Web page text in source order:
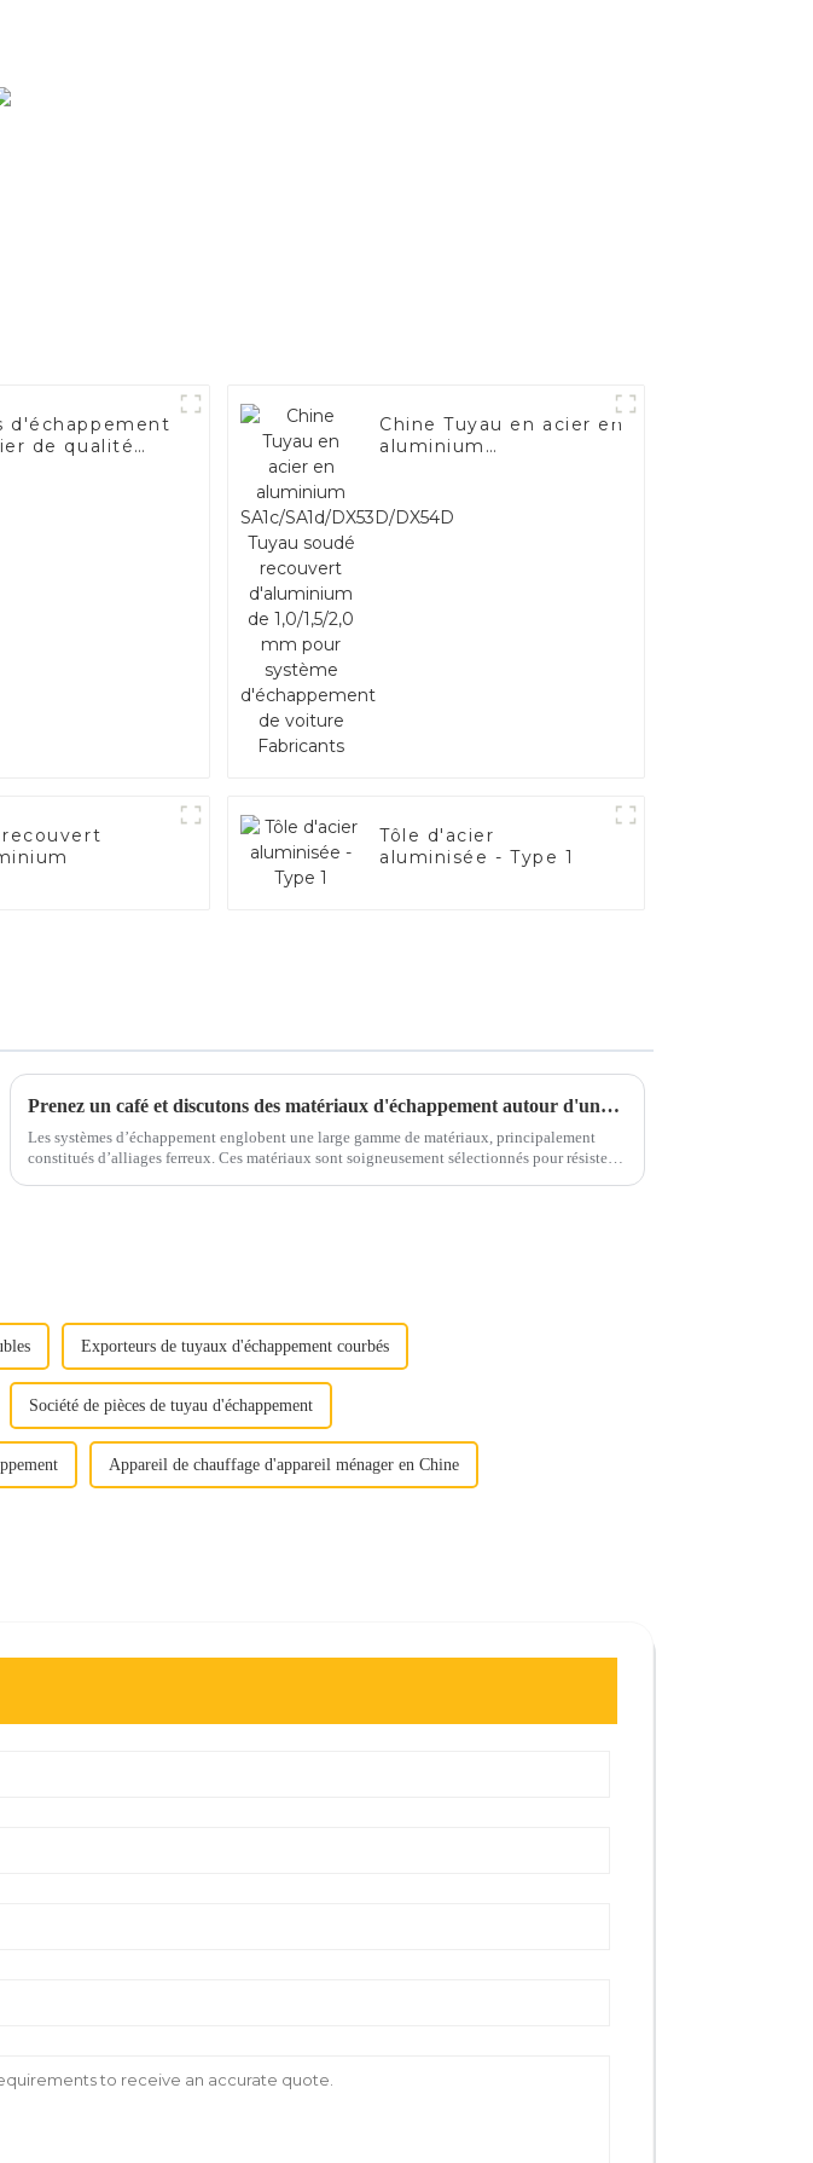
d'échappement
de qualité
Chine Tuyau en acier en
aluminium
d'aluminium de
Tôle d'acier
aluminisée - Type 1
Prenez un café et discutons des matériaux d'échappement autour d'une tasse
Les systèmes d’échappement englobent une large gamme de matériaux, principalement
constitués d’alliages ferreux. Ces matériaux sont soigneusement sélectionnés pour résister
Exporteurs de tuyaux d'échappement courbés
Société de pièces de tuyau d'échappement
Appareil de chauffage d'appareil ménager en Chine